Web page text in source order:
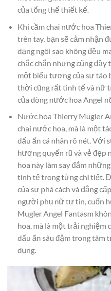
của tổng thể thiết kế.
Khi cầm chai nước hoa
trên tay, bạn sẽ cảm nhận
dạng ngôi sao không đều
chắc chắn nhưng cũng đầy
một biểu tượng của sự táo
thời cũng rất tinh tế và nữ
của dòng nước hoa Angel
Nước hoa Thierry Mugler
chai nước hoa, mà là một
dấu ấn cá nhân rõ nét. Với
hương quyến rũ và vẻ đẹp
hoa này làm say đắm
tinh tế trong từng chi tiết.
của sự phá cách và đẳng
người phụ nữ tự tin, cuốn
Mugler Angel Fantasm
hoa, mà là một trải nghiệm
dấu ấn sâu đậm trong tâm
dụng.